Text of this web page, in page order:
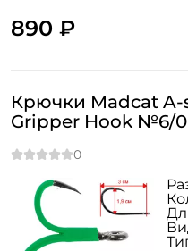
890 ₽
Крючки Madcat
Gripper Hook №6/0